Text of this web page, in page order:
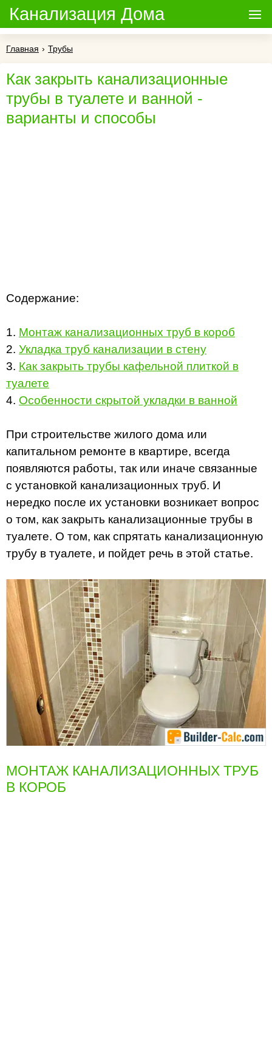
Канализация Дома
Главная › Трубы
Как закрыть канализационные
трубы в туалете и ванной -
варианты и способы
Содержание:
1. Монтаж канализационных труб в короб
2. Укладка труб канализации в стену
3. Как закрыть трубы кафельной плиткой в
туалете
4. Особенности скрытой укладки в ванной
При строительстве жилого дома или
капитальном ремонте в квартире, всегда
появляются работы, так или иначе связанные
с установкой канализационных труб. И
нередко после их установки возникает вопрос
о том, как закрыть канализационные трубы в
туалете. О том, как спрятать канализационную
трубу в туалете, и пойдет речь в этой статье.
МОНТАЖ КАНАЛИЗАЦИОННЫХ ТРУБ
В КОРОБ